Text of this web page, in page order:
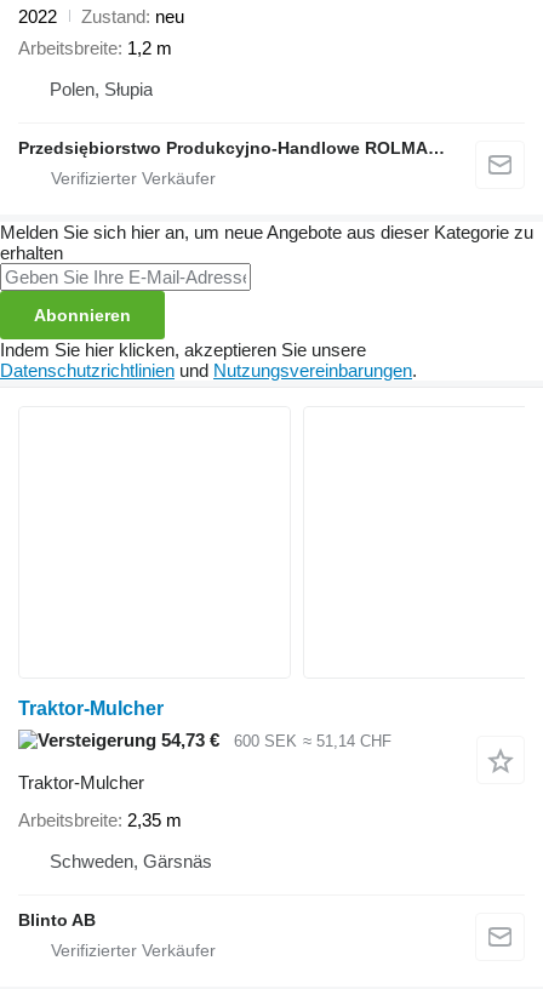
2022
Zustand neu
Arbeitsbreite 1,2 m
Polen, Słupia
Przedsiębiorstwo Produkcyjno-Handlowe ROLMAPOL Marcin Dziekan
Melden Sie sich hier an, um neue Angebote aus dieser Kategorie zu
erhalten
Abonnieren
Indem Sie hier klicken, akzeptieren Sie unsere
Datenschutzrichtlinien und Nutzungsvereinbarungen.
Traktor-Mulcher
54,73 €
600 SEK ≈ 51,14 CHF
Traktor-Mulcher
Arbeitsbreite 2,35 m
Schweden, Gärsnäs
Blinto AB